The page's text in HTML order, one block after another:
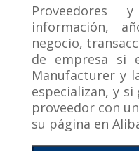
información,
negocio,
de empresa si
Manufacturer y
especializan, y
proveedor con
su página en